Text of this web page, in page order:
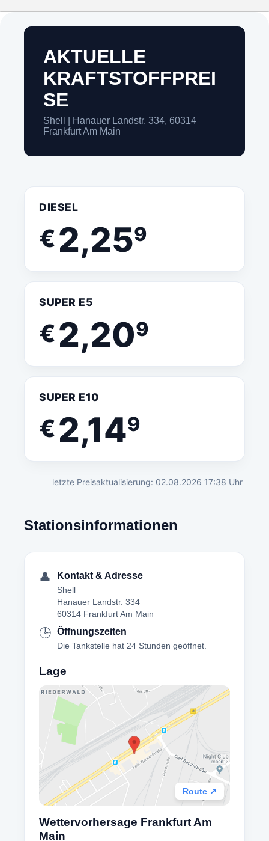
AKTUELLE
KRAFTSTOFFPREI
SE
Shell | Hanauer Landstr. 334, 60314
Frankfurt Am Main
DIESEL
€2,259
SUPER E5
€2,209
SUPER E10
€2,149
letzte Preisaktualisierung: 02.08.2026 17:38 Uhr
Stationsinformationen
👤 Kontakt & Adresse
Shell
Hanauer Landstr. 334
60314 Frankfurt Am Main
🕒 Öffnungszeiten
Die Tankstelle hat 24 Stunden geöffnet.
Lage
Route ↗
Wettervorhersage Frankfurt Am
Main